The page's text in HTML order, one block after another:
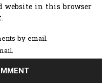
website in this browser
by email.